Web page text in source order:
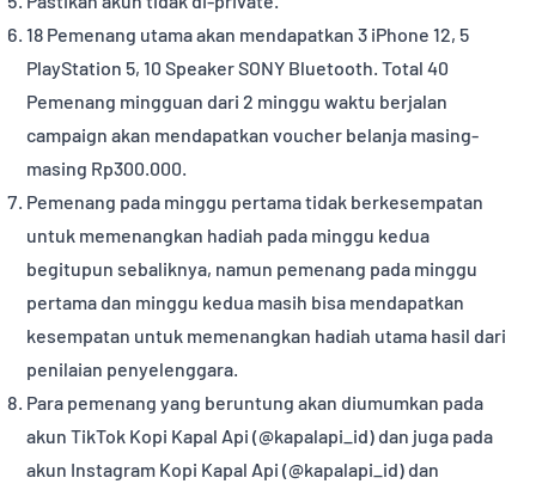
18 Pemenang utama akan mendapatkan 3 iPhone 12, 5
PlayStation 5, 10 Speaker SONY Bluetooth. Total 40
Pemenang mingguan dari 2 minggu waktu berjalan
campaign akan mendapatkan voucher belanja masing-
masing Rp300.000.
Pemenang pada minggu pertama tidak berkesempatan
untuk memenangkan hadiah pada minggu kedua
begitupun sebaliknya, namun pemenang pada minggu
pertama dan minggu kedua masih bisa mendapatkan
kesempatan untuk memenangkan hadiah utama hasil dari
penilaian penyelenggara.
Para pemenang yang beruntung akan diumumkan pada
akun TikTok Kopi Kapal Api (@kapalapi_id) dan juga pada
akun Instagram Kopi Kapal Api (@kapalapi_id) dan